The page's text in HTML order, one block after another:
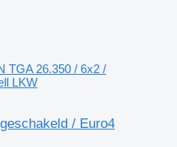
TGA 26.350 / 6x2 /
LKW
/ Euro4